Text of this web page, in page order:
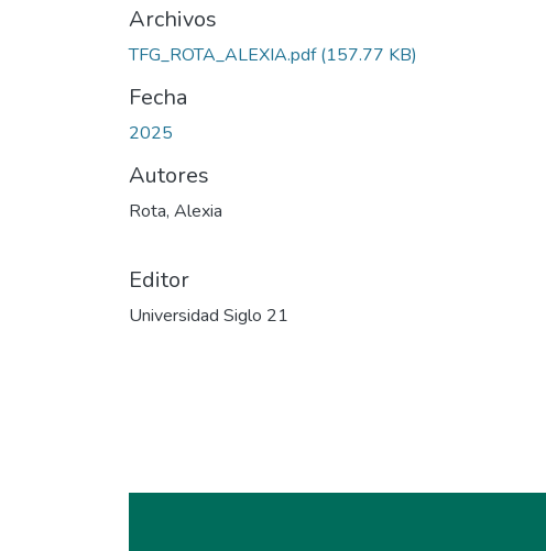
Archivos
TFG_ROTA_ALEXIA.pdf(157.77 KB)
Fecha
2025
Autores
Rota, Alexia
Editor
Universidad Siglo 21